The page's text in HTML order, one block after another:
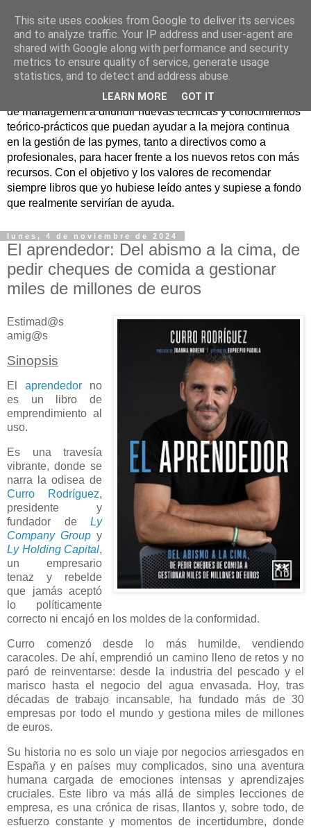
Nuevo Viernes - Nuevo
Libro
Nace con la misión de ayudar mediante la lectura de libros
de management a difundir nuevas técnicas y conocimientos
teórico-prácticos que puedan ayudar a la mejora continua
en la gestión de las pymes, tanto a directivos como a
profesionales, para hacer frente a los nuevos retos con más
recursos. Con el objetivo y los valores de recomendar
siempre libros que yo hubiese leído antes y supiese a fondo
que realmente servirían de ayuda.
lunes, 4 de noviembre de 2024
El aprendedor: Del abismo a la cima, de
pedir cheques de comida a gestionar
miles de millones de euros
Estimad@s
amig@s
Sinopsis
Elaprendedor no
es un libro de
emprendimiento al
uso.
Es una travesía
vibrante, donde se
narra la odisea de
Curro Rodríguez,
presidente y
fundador deLy
Company Group y
Ly Holding Capital,
un empresario
tenaz y rebelde
que jamás aceptó
lo políticamente
correcto ni encajó en los moldes de la conformidad.
Curro comenzó desde lo más humilde, vendiendo
caracoles. De ahí, emprendió un camino lleno de retos y no
paró de reinventarse: desde la industria del pescado y el
marisco hasta el negocio del agua envasada. Hoy, tras
décadas de trabajo incansable, ha fundado más de 30
empresas por todo el mundo y gestiona miles de millones
de euros.
Su historia no es solo un viaje por negocios arriesgados en
España y en países muy complicados, sino una aventura
humana cargada de emociones intensas y aprendizajes
cruciales. Este libro va más allá de simples lecciones de
empresa, es una crónica de risas, llantos y, sobre todo, de
esfuerzo constante y momentos de incertidumbre, donde
This site uses cookies from Google to deliver its services
and to analyze traffic. Your IP address and user-agent are
shared with Google along with performance and security
metrics to ensure quality of service, generate usage
statistics, and to detect and address abuse.
LEARN MORE GOT IT